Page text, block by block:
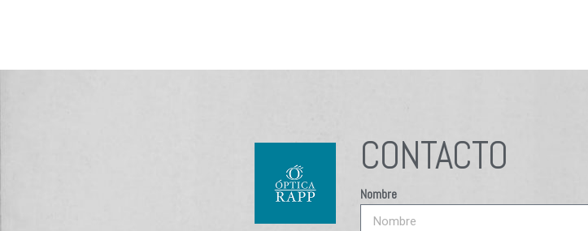
CONTACTO
Nombre